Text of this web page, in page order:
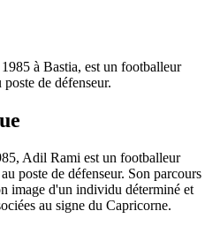
à Bastia, est un footballeur
de défenseur.
Adil Rami est un footballeur
poste de défenseur. Son parcours
image d'un individu déterminé et
au signe du Capricorne.